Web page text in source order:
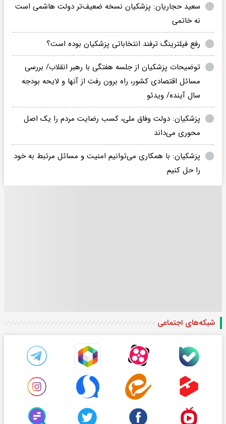
سعید حجاریان: پزشکیان نسخه ضعیف‌تر دولت هاشمی است
نه خاتمی
رفع فیلترینگ ترفند انتخاباتی پزشکیان بوده است؟
توضیحات پزشکیان از جلسه هفتگی با رهبر انقلاب/ بررسی
مسائل اقتصادی کشور، راه برون رفت از آنها و لایحه بودجه
سال آینده/ ویدئو
پزشکیان: دولت وفاق ملی، کسب رضایت مردم را یک اصل
محوری می‌داند
پزشکیان: با همکاری می‌توانیم امنیت و مسائل مرتبط به خود
را حل کنیم
شبکه‌های اجتماعی